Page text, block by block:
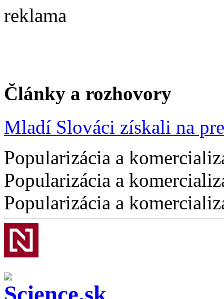
reklama
Články a rozhovory
Mladí Slováci získali na
Popularizácia a
Popularizácia a
Popularizácia a